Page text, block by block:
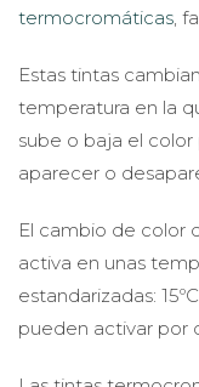
termocromáticas ,
Estas tintas
temperatura en la
sube o baja el
aparecer o
El cambio de color
activa en unas
estandarizadas:
pueden activar por